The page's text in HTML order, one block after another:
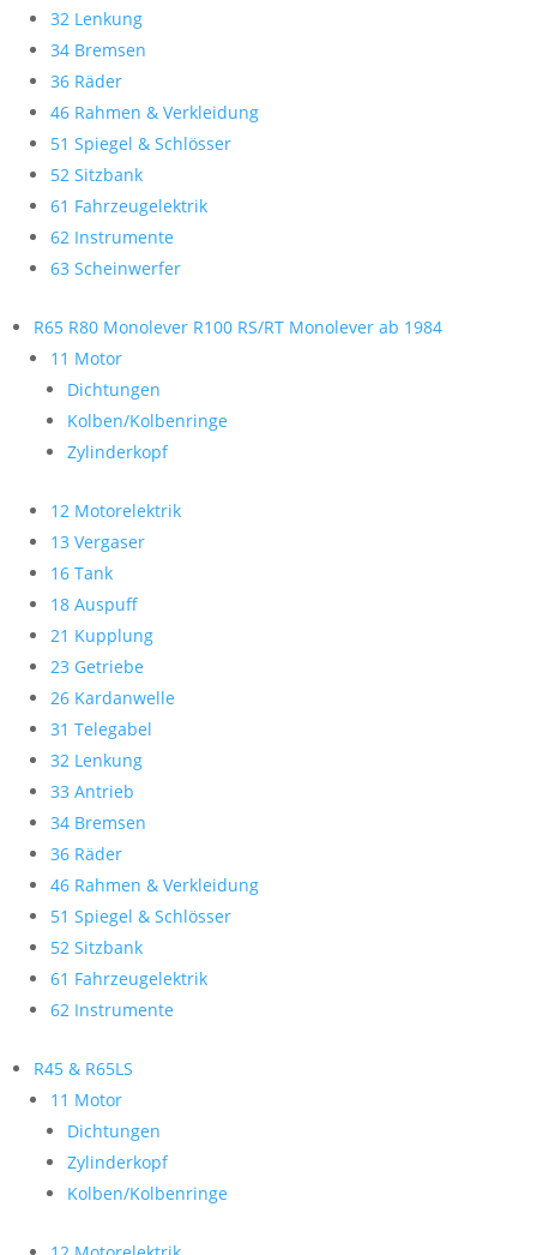
32 Lenkung
34 Bremsen
36 Räder
46 Rahmen & Verkleidung
51 Spiegel & Schlösser
52 Sitzbank
61 Fahrzeugelektrik
62 Instrumente
63 Scheinwerfer
R65 R80 Monolever R100 RS/RT Monolever ab 1984
11 Motor
Dichtungen
Kolben/Kolbenringe
Zylinderkopf
12 Motorelektrik
13 Vergaser
16 Tank
18 Auspuff
21 Kupplung
23 Getriebe
26 Kardanwelle
31 Telegabel
32 Lenkung
33 Antrieb
34 Bremsen
36 Räder
46 Rahmen & Verkleidung
51 Spiegel & Schlösser
52 Sitzbank
61 Fahrzeugelektrik
62 Instrumente
R45 & R65LS
11 Motor
Dichtungen
Zylinderkopf
Kolben/Kolbenringe